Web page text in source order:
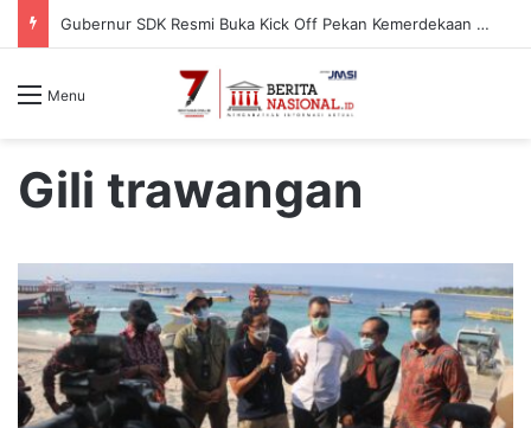
Gubernur SDK Resmi Buka Kick Off Pekan Kemerdekaan RI ke-81 dan HUT Sulbar ke-22
Menu
Gili trawangan